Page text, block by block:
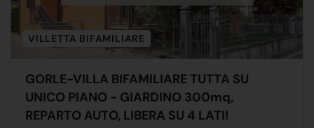
VILLETTA BIFAMILIARE
GORLE-VILLA BIFAMILIARE TUTTA SU
UNICO PIANO - GIARDINO 300mq,
REPARTO AUTO, LIBERA SU 4 LATI!